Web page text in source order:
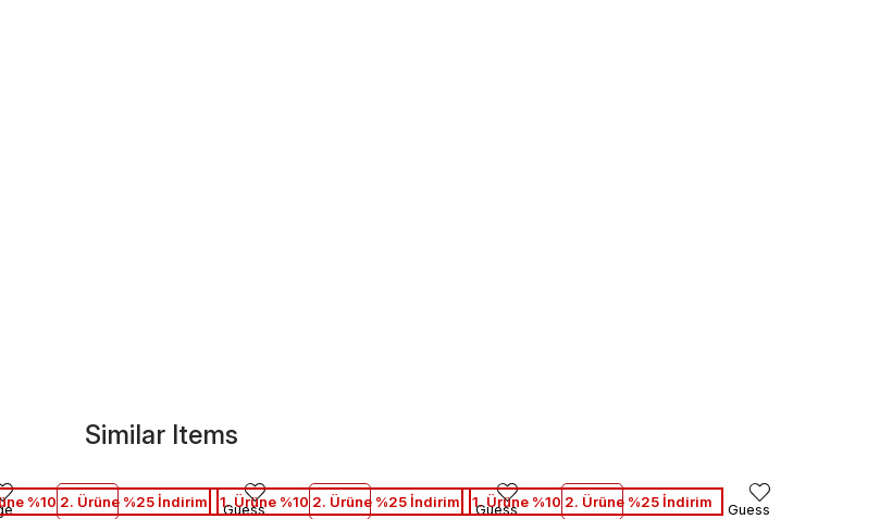
Similar Items
%10 2. Ürüne %25 İndirim Guess
1. Ürüne %10 2. Ürüne %25 İndirim Guess
1. Ürüne %10 2. Ürüne %25 İndirim Guess